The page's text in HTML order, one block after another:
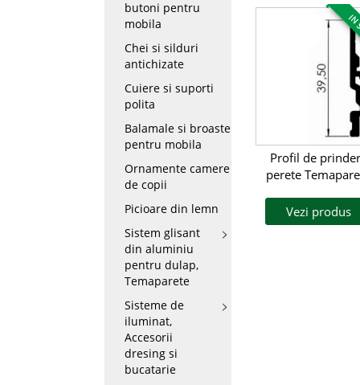
butoni pentru
mobila
Chei si silduri
antichizate
Cuiere si suporti
polita
Balamale si broaste
pentru mobila
Ornamente camere
de copii
Picioare din lemn
Sistem glisant
din aluminiu
pentru dulap,
Temaparete
Sisteme de
iluminat,
Accesorii
dresing si
bucatarie
IN
Profil de
perete
Vezi produs